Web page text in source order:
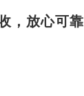
，放心可靠